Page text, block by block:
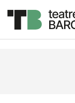
Descripció